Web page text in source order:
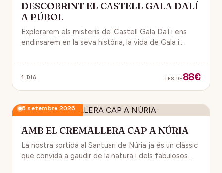
DESCOBRINT EL CASTELL GALA DALÍ
A PÚBOL
Explorarem els misteris del Castell Gala Dalí i ens
endinsarem en la seva història, la vida de Gala i
1 DIA DES DE 88€
6 setembre 2026
AMB EL CREMALLERA CAP A NÚRIA
La nostra sortida al Santuari de Núria ja és un clàssic
que convida a gaudir de la natura i dels fabulosos